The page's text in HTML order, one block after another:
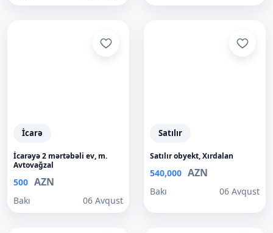
İcarə
İcarəyə 2 mərtəbəli ev, m.
Avtovağzal
500 AZN
Bakı 06 Avqust
Satılır
Satılır obyekt, Xırdalan
540,000 AZN
Bakı 06 Avqust